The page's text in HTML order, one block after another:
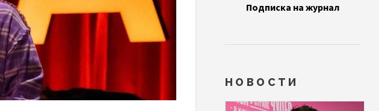
Подписка на журнал
НОВОСТИ